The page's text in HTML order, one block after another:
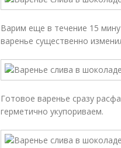
Варим еще в течение 15
варенье существенно
Готовое варенье сразу
герметично укупориваем.